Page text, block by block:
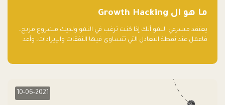
ما هو ال Growth Hacking
يعتقد مسرعي النمو أنك إذا كنت ترغب في النمو ولديك مشروع مربح،
فاعمل عند نقطة التعادل التي تتساوى فيها النفقات والإيرادات، وأعد
10-06-2021